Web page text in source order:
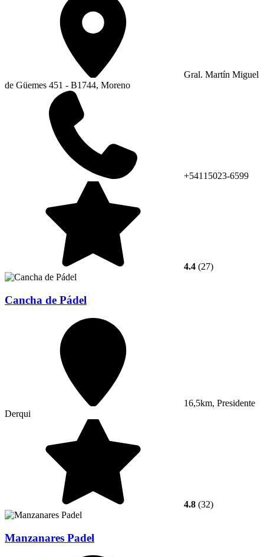
Gral. Martín Miguel
de Güemes 451 - B1744, Moreno
+54115023-6599
4.4 (27)
Cancha de Pádel
16,5km, Presidente
Derqui
4.8 (32)
Manzanares Padel